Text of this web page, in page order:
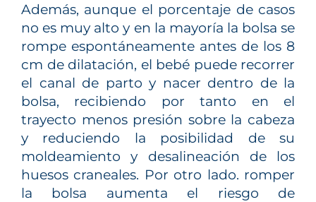
Además, aunque el porcentaje de casos
no es muy alto y en la mayoría la bolsa se
rompe espontáneamente antes de los 8
cm de dilatación, el bebé puede recorrer
el canal de parto y nacer dentro de la
bolsa, recibiendo por tanto en el
trayecto menos presión sobre la cabeza
y reduciendo la posibilidad de su
moldeamiento y desalineación de los
huesos craneales. Por otro lado. romper
la bolsa aumenta el riesgo de